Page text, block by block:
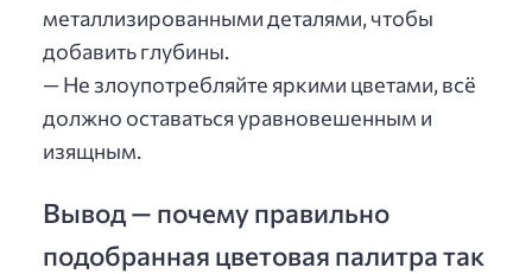
металлизированными деталями, чтобы
добавить глубины.
— Не злоупотребляйте яркими цветами, всё
должно оставаться уравновешенным и
изящным.
Вывод — почему правильно
подобранная цветовая палитра так